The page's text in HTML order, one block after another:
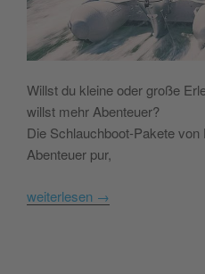
Willst du kleine oder große
willst mehr Abenteuer?
Die Schlauchboot-Pakete
Abenteuer pur,
weiterlesen →